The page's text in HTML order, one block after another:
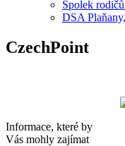
Spolek
DSA
CzechPoint
Informace, které by
Vás mohly zajímat